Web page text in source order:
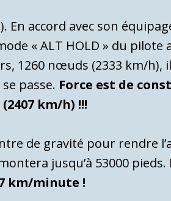
En accord avec son
« ALT HOLD » du
1260 nœuds (2333 km/
passe. Force est de
km/h) !!!
de gravité pour rendre
jusqu’à 53000 pieds.
km/minute !